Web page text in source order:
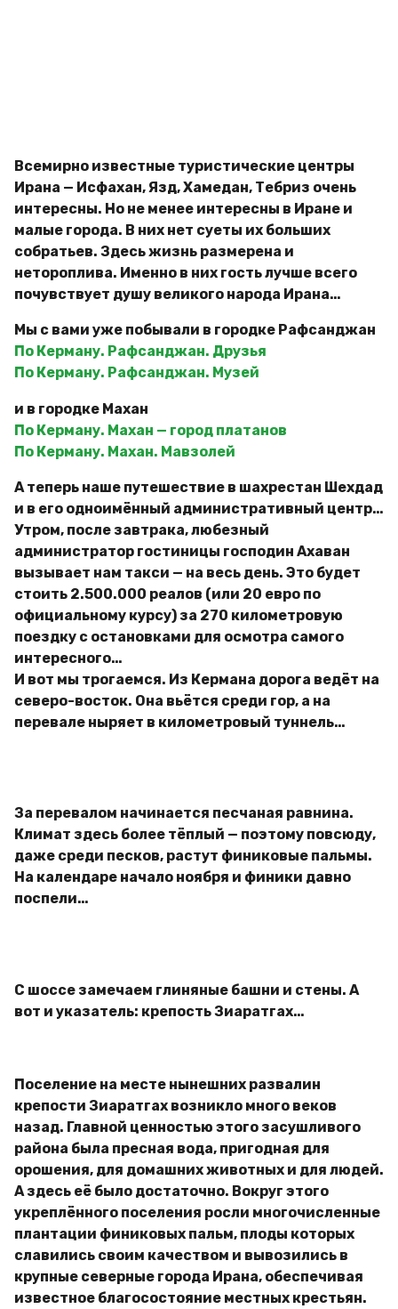
Всемирно известные туристические центры
Ирана — Исфахан, Язд, Хамедан, Тебриз очень
интересны. Но не менее интересны в Иране и
малые города. В них нет суеты их больших
собратьев. Здесь жизнь размерена и
нетороплива. Именно в них гость лучше всего
почувствует душу великого народа Ирана…
Мы с вами уже побывали в городке Рафсанджан
По Керману. Рафсанджан. Друзья
По Керману. Рафсанджан. Музей
и в городке Махан
По Керману. Махан — город платанов
По Керману. Махан. Мавзолей
А теперь наше путешествие в шахрестан Шехдад
и в его одноимённый административный центр…
Утром, после завтрака, любезный
администратор гостиницы господин Ахаван
вызывает нам такси — на весь день. Это будет
стоить 2.500.000 реалов (или 20 евро по
официальному курсу) за 270 километровую
поездку с остановками для осмотра самого
интересного…
И вот мы трогаемся. Из Кермана дорога ведёт на
северо-восток. Она вьётся среди гор, а на
перевале ныряет в километровый туннель…
За перевалом начинается песчаная равнина.
Климат здесь более тёплый — поэтому повсюду,
даже среди песков, растут финиковые пальмы.
На календаре начало ноября и финики давно
поспели…
С шоссе замечаем глиняные башни и стены. А
вот и указатель: крепость Зиаратгах…
Поселение на месте нынешних развалин
крепости Зиаратгах возникло много веков
назад. Главной ценностью этого засушливого
района была пресная вода, пригодная для
орошения, для домашних животных и для людей.
А здесь её было достаточно. Вокруг этого
укреплённого поселения росли многочисленные
плантации финиковых пальм, плоды которых
славились своим качеством и вывозились в
крупные северные города Ирана, обеспечивая
известное благосостояние местных крестьян.